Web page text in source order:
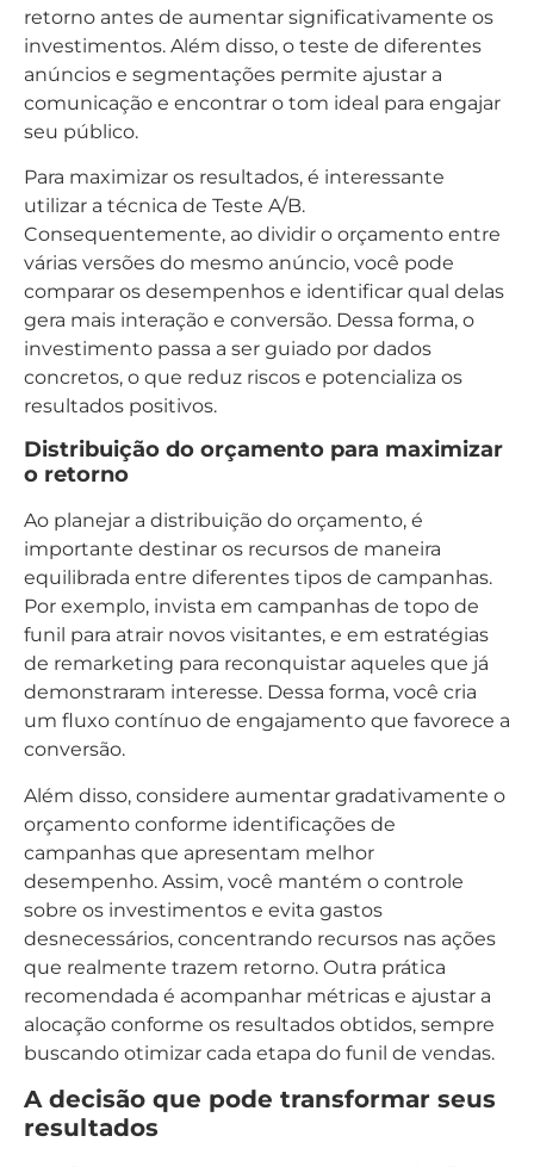
retorno antes de aumentar significativamente os
investimentos. Além disso, o teste de diferentes
anúncios e segmentações permite ajustar a
comunicação e encontrar o tom ideal para engajar
seu público.
Para maximizar os resultados, é interessante
utilizar a técnica de Teste A/B.
Consequentemente, ao dividir o orçamento entre
várias versões do mesmo anúncio, você pode
comparar os desempenhos e identificar qual delas
gera mais interação e conversão. Dessa forma, o
investimento passa a ser guiado por dados
concretos, o que reduz riscos e potencializa os
resultados positivos.
Distribuição do orçamento para maximizar
o retorno
Ao planejar a distribuição do orçamento, é
importante destinar os recursos de maneira
equilibrada entre diferentes tipos de campanhas.
Por exemplo, invista em campanhas de topo de
funil para atrair novos visitantes, e em estratégias
de remarketing para reconquistar aqueles que já
demonstraram interesse. Dessa forma, você cria
um fluxo contínuo de engajamento que favorece a
conversão.
Além disso, considere aumentar gradativamente o
orçamento conforme identificações de
campanhas que apresentam melhor
desempenho. Assim, você mantém o controle
sobre os investimentos e evita gastos
desnecessários, concentrando recursos nas ações
que realmente trazem retorno. Outra prática
recomendada é acompanhar métricas e ajustar a
alocação conforme os resultados obtidos, sempre
buscando otimizar cada etapa do funil de vendas.
A decisão que pode transformar seus
resultados